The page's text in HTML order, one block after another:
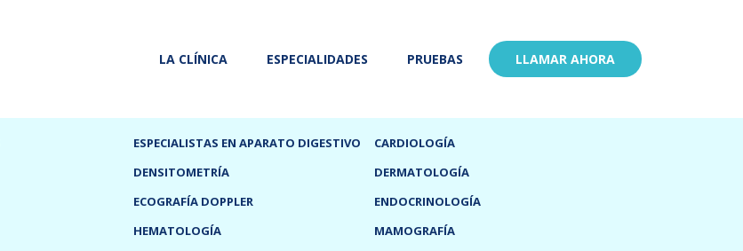
LA CLÍNICA ESPECIALIDADES PRUEBAS LLAMAR AHORA
ESPECIALISTAS EN APARATO DIGESTIVO
CARDIOLOGÍA
DENSITOMETRÍA
DERMATOLOGÍA
ECOGRAFÍA DOPPLER
ENDOCRINOLOGÍA
HEMATOLOGÍA
MAMOGRAFÍA